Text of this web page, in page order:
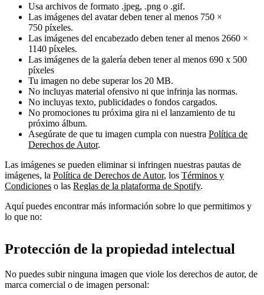
Usa archivos de formato .jpeg, .png o .gif.
Las imágenes del avatar deben tener al menos 750 ×
750 píxeles.
Las imágenes del encabezado deben tener al menos 2660 ×
1140 píxeles.
Las imágenes de la galería deben tener al menos 690 x 500
píxeles
Tu imagen no debe superar los 20 MB.
No incluyas material ofensivo ni que infrinja las normas.
No incluyas texto, publicidades o fondos cargados.
No promociones tu próxima gira ni el lanzamiento de tu
próximo álbum.
Asegúrate de que tu imagen cumpla con nuestra Política de
Derechos de Autor.
Las imágenes se pueden eliminar si infringen nuestras pautas de
imágenes, la Política de Derechos de Autor, los Términos y
Condiciones o las Reglas de la plataforma de Spotify.
Aquí puedes encontrar más información sobre lo que permitimos y
lo que no:
Protección de la propiedad intelectual
No puedes subir ninguna imagen que viole los derechos de autor, de
marca comercial o de imagen personal: